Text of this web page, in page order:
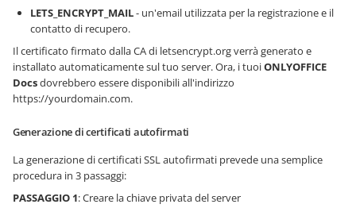
LETS_ENCRYPT_MAIL- un'email utilizzata per la registrazione e il
contatto di recupero.
Il certificato firmato dalla CA di letsencrypt.org verrà generato e
installato automaticamente sul tuo server. Ora, i tuoiONLYOFFICE
Docsdovrebbero essere disponibili all'indirizzo
https://yourdomain.com.
Generazione di certificati autofirmati
La generazione di certificati SSL autofirmati prevede una semplice
procedura in 3 passaggi:
PASSAGGIO 1: Creare la chiave privata del server